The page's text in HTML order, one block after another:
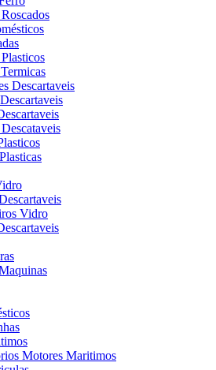
Descartaveis
Vidro
Motores Maritimos